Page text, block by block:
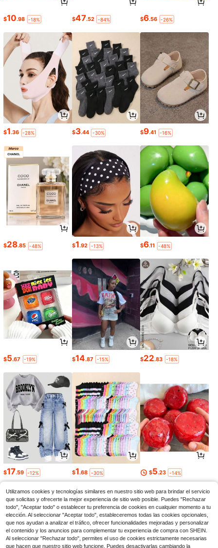
$10.98 -18% $47.52 -84% $6.56 -26%
$1.36 -28% $3.44 -30% $9.41 -16%
$28.85 -48% $1.92 -13% $6.11 -48%
$5.67 -19% $14.87 -15% $22.83 -18%
$17.59 -12% $1.68 -30% $5.23 -14%
Utilizamos cookies y tecnologías similares en nuestro sitio web para brindar el servicio
que solicitas y ofrecerte la mejor experiencia de sitio web posible. Puedes "Rechazar
todo", "Aceptar todo" o establecer tu preferencia de cookies en cualquier momento a tu
elección. Al seleccionar "Aceptar todo", estableceremos todas las cookies opcionales,
que nos ayudan a analizar el tráfico, ofrecer funcionalidades mejoradas y personalizar
el contenido y los anuncios para complementar tu experiencia de compra con SHEIN.
Al seleccionar "Rechazar todo", permites el uso de cookies estrictamente necesarias
que hacen que nuestro sitio web funcione. Puedes desactivarlas cambiando la